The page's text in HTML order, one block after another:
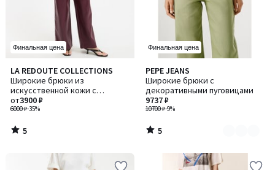
Финальная цена
LA REDOUTE COLLECTIONS
Широкие брюки из
искусственной кожи с
защипами
6000 ₽-35%
от3900 ₽
5
/
5
5
/
Финальная цена
PEPE JEANS
Широкие брюки с
декоративными пуговицами
10700 ₽-9%
9737 ₽
5
/
5
Количество
цветов:
2
5
/